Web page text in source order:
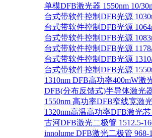
单模DFB激光器 1550nm 10/
台式带软件控制DFB光源
台式带软件控制DFB光源
台式带软件控制DFB光源
台式带软件控制DFB光源
台式带软件控制DFB光源
台式带软件控制DFB光源
1310nm DFB高功率400mW激
DFB(分布反馈式)半导体激光器
1550nm 高功率DFB窄线宽激
1320nm高温高功率DFB激光
古河DFB激光二极管 1512.5-
innolume DFB激光二极管 968-